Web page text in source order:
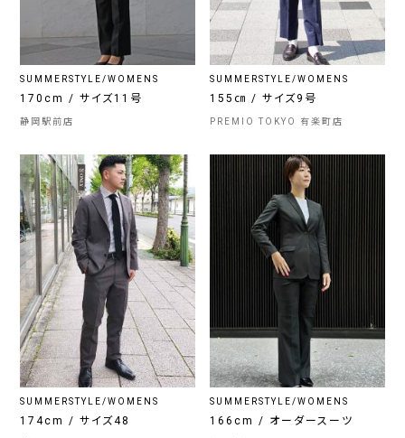
SUMMERSTYLE/WOMENS
170cm / サイズ11号
静岡駅前店
SUMMERSTYLE/WOMENS
155㎝ / サイズ9号
PREMIO TOKYO 有楽町店
SUMMERSTYLE/WOMENS
174cm / サイズ48
SUMMERSTYLE/WOMENS
166cm / オーダースーツ